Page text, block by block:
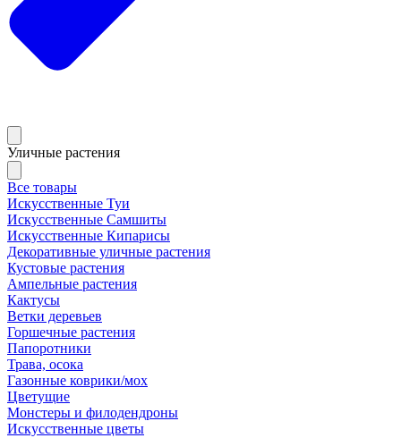
Уличные растения
Все товары
Искусственные Туи
Искусственные Самшиты
Искусственные Кипарисы
Декоративные уличные растения
Кустовые растения
Ампельные растения
Кактусы
Ветки деревьев
Горшечные растения
Папоротники
Трава, осока
Газонные коврики/мох
Цветущие
Монстеры и филодендроны
Искусственные цветы